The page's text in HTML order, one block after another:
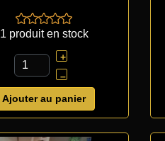
1 produit en stock
+
–
Ajouter au panier